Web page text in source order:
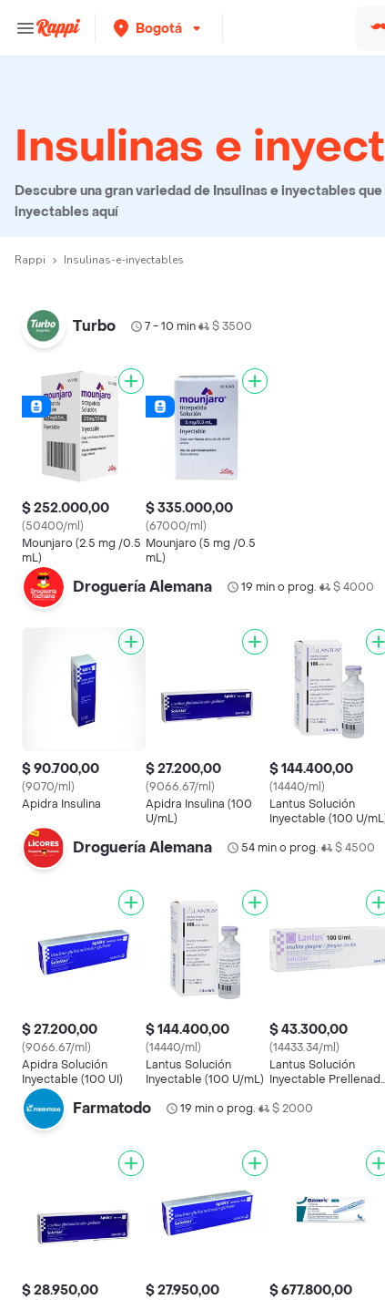
Bogotá
Insulinas e
Descubre una gran variedad de Insulinas e inyectables
inyectables aquí
Rappi Insulinas-e-inyectables
Turbo 7 - 10 min• $ 3500
$ 252.000,00
(50400/ml)
Mounjaro (2.5 mg /0.5
mL)
$ 335.000,00
(67000/ml)
Mounjaro (5 mg /0.5
mL)
Droguería Alemana 19 min o prog.• $ 4000
$ 90.700,00
(9070/ml)
Apidra Insulina
$ 27.200,00
(9066.67/ml)
Apidra Insulina (100
U/mL)
$ 144.400,00
(14440/ml)
Lantus Solución
Inyectable (100 U/
Droguería Alemana 54 min o prog.• $ 4500
$ 27.200,00
(9066.67/ml)
Apidra Solución
Inyectable (100 UI)
$ 144.400,00
(14440/ml)
Lantus Solución
Inyectable (100 U/mL)
$ 43.300,00
(14433.34/ml)
Lantus Solución
Inyectable Prellenada
Farmatodo 19 min o prog.• $ 2000
$ 28.950,00 $ 27.950,00 $ 677.800,00